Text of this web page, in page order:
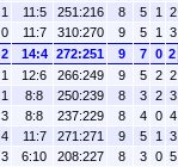
1 11:5 251:216 8 5 1
2
0 11:7 310:270 9 5 1
3
2 14:4 272:251 9 7 0 2
1 12:6 266:249 9 5 2 2
1 8:8 250:239 8 3 2 3
3 8:8 237:229 8 4 0 4
4 11:7 271:271 9 5 1
3
3 6:10 208:227 8 3 0 5